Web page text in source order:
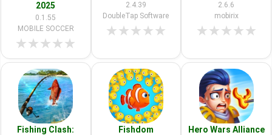
2025
0.1.55
MOBILE SOCCER
★★★★★
2.4.39
DoubleTap Software
★★★★★
2.6.6
mobirix
★★★★★
Fishing Clash:
Fishdom Hero Wars Alliance